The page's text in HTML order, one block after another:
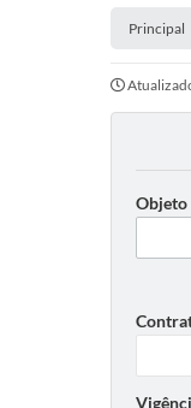
Principal
Objeto